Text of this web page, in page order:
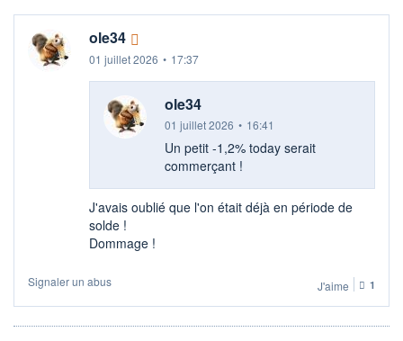
ole34
01 juillet 2026 • 17:37
ole34
01 juillet 2026 • 16:41
Un petit -1,2% today serait
commerçant !
J'avais oublié que l'on était déjà en période de
solde !
Dommage !
Signaler un abus J'aime 1